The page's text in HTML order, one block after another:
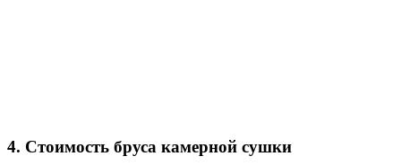
4. Стоимость бруса камерной сушки